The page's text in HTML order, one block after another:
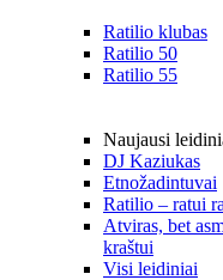
Ratilio klubas
Ratilio 50
Ratilio 55
Naujausi
DJ Kaziukas
Etnožadintuvai
Ratilio – ratui
Atviras, bet
kraštui
Visi leidiniai